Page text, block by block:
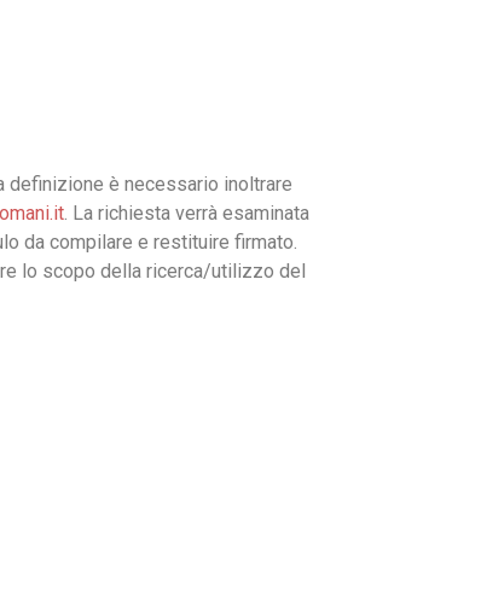
definizione è necessario inoltrare
. La richiesta verrà esaminata
da compilare e restituire firmato.
lo scopo della ricerca/utilizzo del